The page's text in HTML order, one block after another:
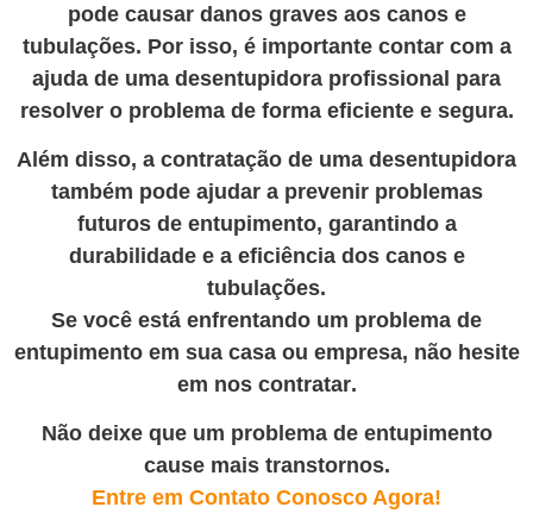
pode causar danos graves aos canos e
tubulações. Por isso, é importante contar com a
ajuda de uma desentupidora profissional para
resolver o problema de forma eficiente e segura.
Além disso, a contratação de uma desentupidora
também pode ajudar a prevenir problemas
futuros de entupimento, garantindo a
durabilidade e a eficiência dos canos e
tubulações.
Se você está enfrentando um problema de
entupimento em sua casa ou empresa, não hesite
em nos contratar.
Não deixe que um problema de entupimento
cause mais transtornos.
Entre em Contato Conosco Agora!